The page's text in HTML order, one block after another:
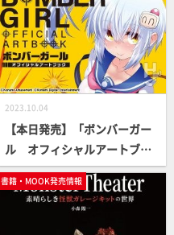
2023.10.04
【本日発売】「ボンバーガー
ル オフィシャルアートブッ
ク」【アーケードゲーム】
書籍・MOOK発売情報